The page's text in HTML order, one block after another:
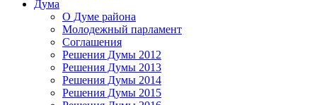
Дума
О Думе района
Молодежный парламент
Соглашения
Решения Думы 2012
Решения Думы 2013
Решения Думы 2014
Решения Думы 2015